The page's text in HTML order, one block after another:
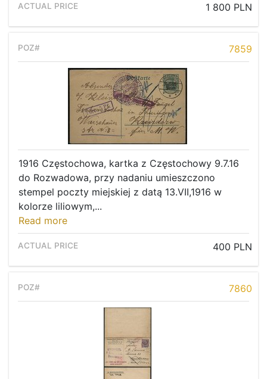
1 800 PLN
7859
1916 Częstochowa, kartka z Częstochowy 9.7.16
do Rozwadowa, przy nadaniu umieszczono
stempel poczty miejskiej z datą 13.VII,1916 w
kolorze liliowym,...
Read more
400 PLN
7860